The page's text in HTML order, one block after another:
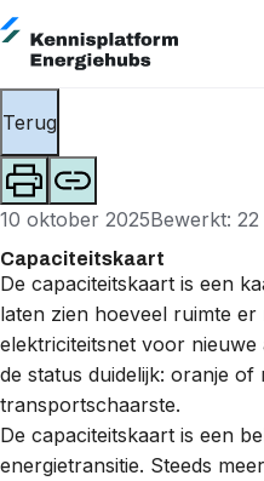
Terug
10 oktober 2025Bewerkt:
Capaciteitskaart
De capaciteitskaart is een
laten zien hoeveel ruimte
elektriciteitsnet voor nieuwe
de status duidelijk: oranje of
transportschaarste.
De capaciteitskaart is een
energietransitie. Steeds